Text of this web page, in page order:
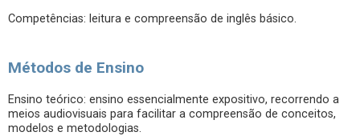
Competências: leitura e compreensão de inglês básico.
Métodos de Ensino
Ensino teórico: ensino essencialmente expositivo, recorrendo a
meios audiovisuais para facilitar a compreensão de conceitos,
modelos e metodologias.